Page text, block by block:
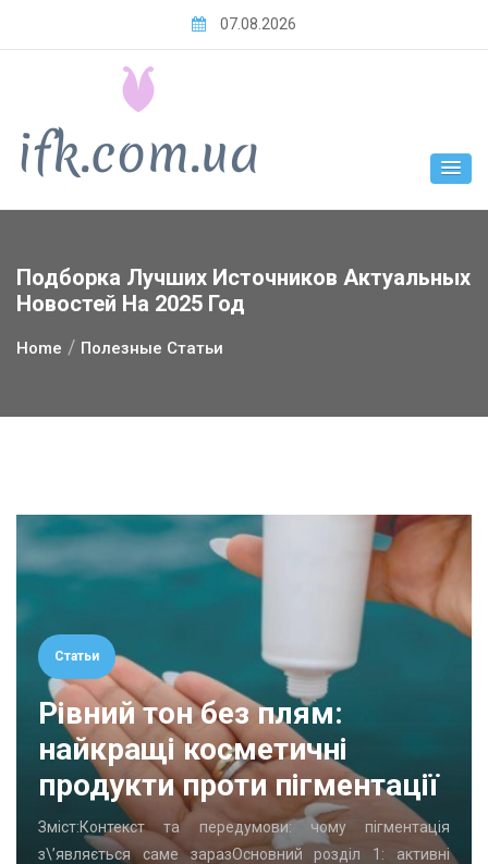
07.08.2026
Подборка Лучших Источников Актуальных
Новостей На 2025 Год
Home Полезные Статьи
Статьи
Рівний тон без плям:
найкращі косметичні
продукти проти пігментації
Зміст:Контекст та передумови: чому пігментація
з\’являється саме заразОсновний розділ 1: активні